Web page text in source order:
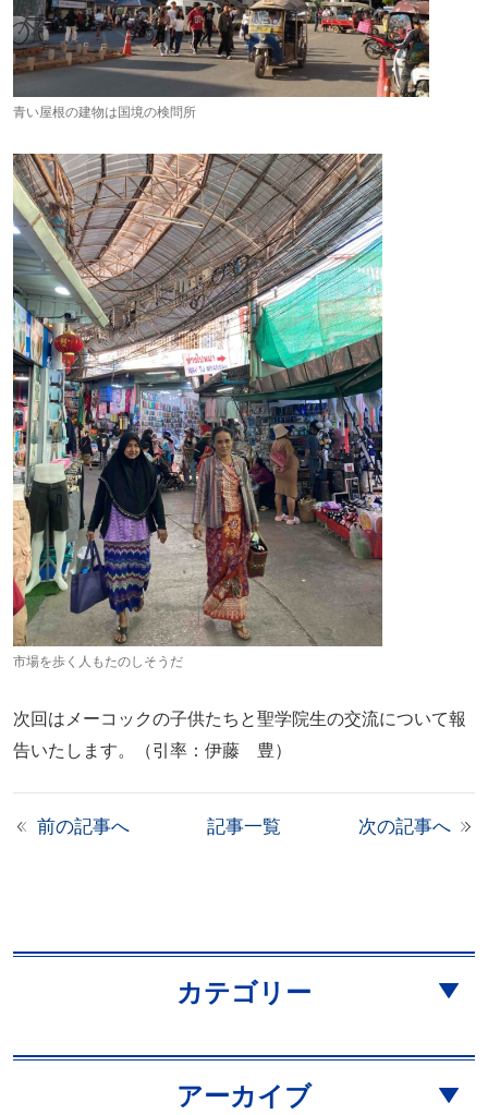
青い屋根の建物は国境の検問所
市場を歩く人もたのしそうだ
次回はメーコックの子供たちと聖学院生の交流について報
告いたします。（引率：伊藤 豊）
前の記事へ 記事一覧 次の記事へ
カテゴリー
アーカイブ